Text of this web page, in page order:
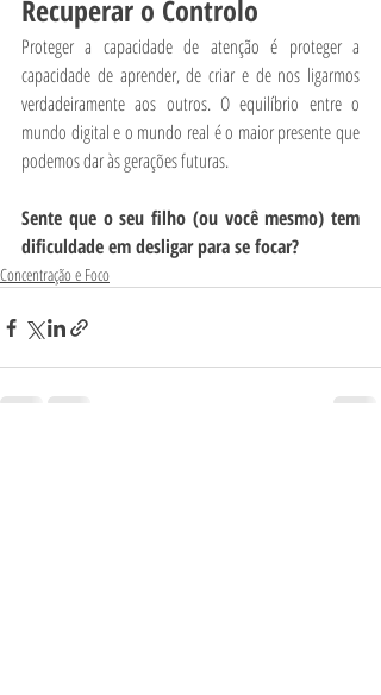
Recuperar o Controlo
Proteger a capacidade de atenção é proteger a
capacidade de aprender, de criar e de nos ligarmos
verdadeiramente aos outros. O equilíbrio entre o
mundo digital e o mundo real é o maior presente que
podemos dar às gerações futuras.
Sente que o seu filho (ou você mesmo) tem
dificuldade em desligar para se focar?
Concentração e Foco